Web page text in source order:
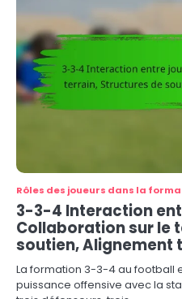
Rôles des joueurs dans la
3-3-4 Interaction
Collaboration sur le
soutien, Alignement
La formation 3-3-4 au football
puissance offensive avec la